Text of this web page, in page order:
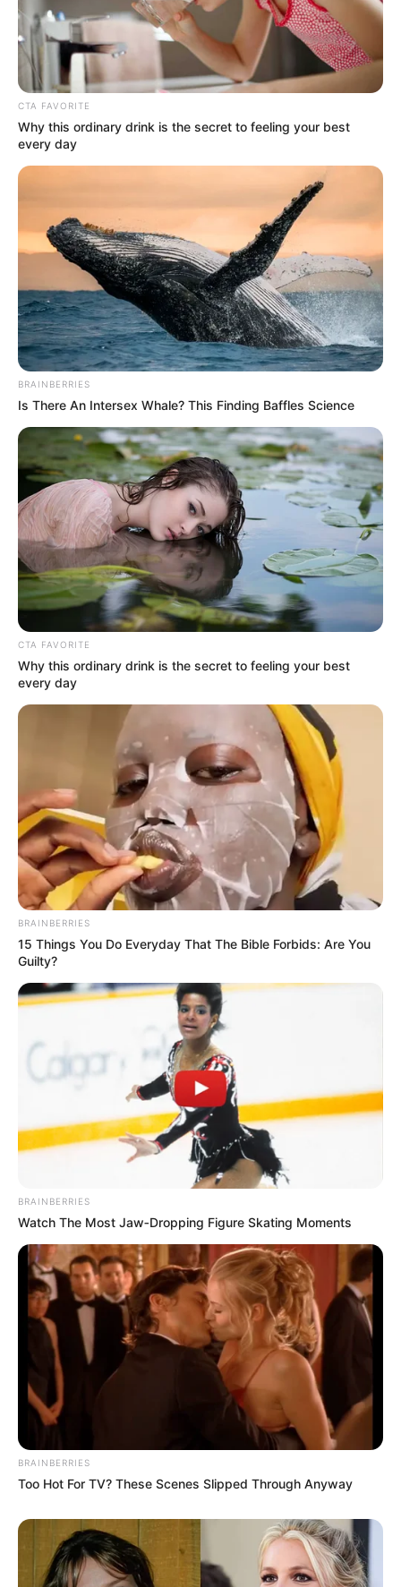
TAGS
ΕΥΒΟΙΑ
ΤΑΥΤΟΤΗΤΑ ΚΑΙ ΕΠΙΚΟΙΝΩΝΙΑ ΟΡΟΙ ΧΡΗΣΗΣ
CTA FAVORITE
Why this ordinary drink is the secret to feeling your best
every day
BRAINBERRIES
Is There An Intersex Whale? This Finding Baffles Science
CTA FAVORITE
Why this ordinary drink is the secret to feeling your best
every day
BRAINBERRIES
15 Things You Do Everyday That The Bible Forbids: Are You
Guilty?
BRAINBERRIES
Watch The Most Jaw‑Dropping Figure Skating Moments
BRAINBERRIES
Too Hot For TV? These Scenes Slipped Through Anyway